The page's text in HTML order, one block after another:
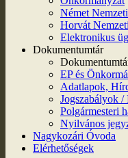
Német
Horvát
Elektronikus
Dokumentumtár
EP és
Adatlapok,
Jogszabályok /
Polgármesteri
Nyilvános
Nagykozári Óvoda
Elérhetőségek